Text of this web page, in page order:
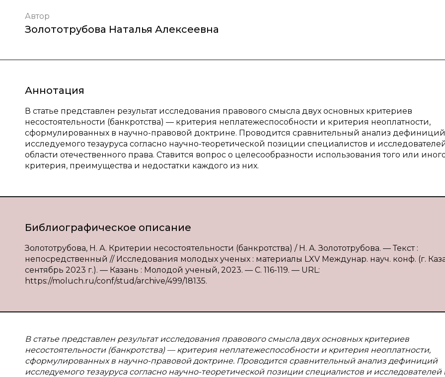
Автор
Золототрубова Наталья Алексеевна
Аннотация
В статье представлен результат исследования правового смысла двух основных критериев
несостоятельности (банкротства) — критерия неплатежеспособности и критерия неоплатности,
сформулированных в научно-правовой доктрине. Проводится сравнительный анализ дефиниций
исследуемого тезауруса согласно научно-теоретической позиции специалистов и
области отечественного права. Ставится вопрос о целесообразности использования того или
критерия, преимущества и недостатки каждого из них.
Библиографическое описание
Золототрубова, Н. А. Критерии несостоятельности (банкротства) / Н. А. Золототрубова. — Текст :
непосредственный // Исследования молодых ученых : материалы LXV Междунар. науч. конф. (г.
сентябрь 2023 г.). — Казань : Молодой ученый, 2023. — С. 116-119. — URL:
https://moluch.ru/conf/stud/archive/499/18135.
В статье представлен результат исследования правового смысла двух основных критериев
несостоятельности (банкротства) — критерия неплатежеспособности и критерия неоплатности,
сформулированных в научно-правовой доктрине. Проводится сравнительный анализ дефиниций
исследуемого тезауруса согласно научно-теоретической позиции специалистов и исследователей